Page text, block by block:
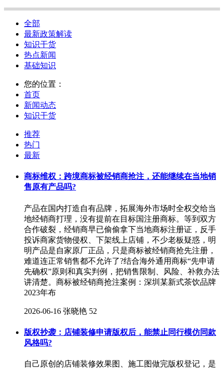
全部
最新政策解读
知识干货
热点新闻
基础知识
您的位置：
首页
新闻动态
知识干货
推荐
热门
最新
商标维权：跨境商标被经销商抢注，还能继续在当地销
售原有产品吗?
产品在国内打造自有品牌，拓展海外市场时全权交给当
地经销商打理，没有提前在目标国注册商标。等到双方
合作破裂，经销商早已偷偷拿下当地商标注册证，反手
投诉商家货物侵权、下架线上店铺，不少老板疑惑，明
明产品是自家原厂正品，只是商标被经销商抢先注册，
难道连正常销售都不允许了?结合海外通用商标“先申请
先确权”原则和真实判例，把销售限制、风险、补救办法
讲清楚。商标被经销商抢注案例：深圳某新式茶饮品牌
2023年布
2026-06-16 张晓艳 52
版权抄袭：店铺装修申请版权后，能禁止同行模仿同款
风格吗?
自己原创的店铺装修效果图、施工图做完版权登记，是